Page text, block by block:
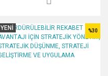
YENİ %30